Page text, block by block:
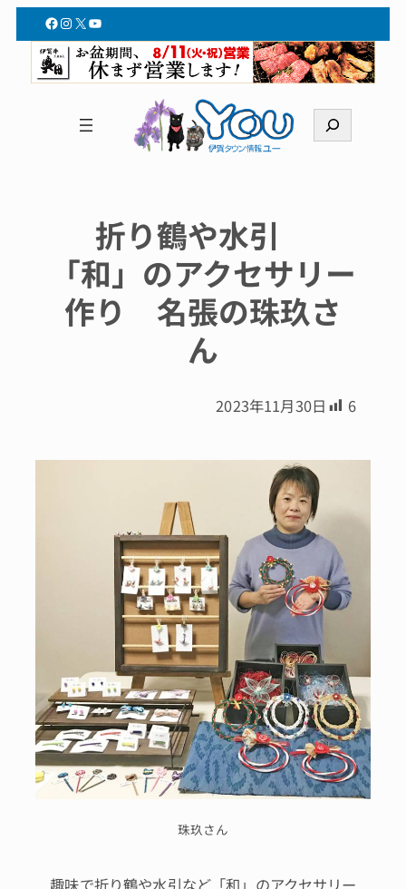
Facebook
Instagram
X YouTube
索
折り鶴や水引
「和」のアクセサリー
作り 名張の珠玖さ
ん
2023年11月30日 6
珠玖さん
趣味で折り鶴や水引など「和」のアクセサリー